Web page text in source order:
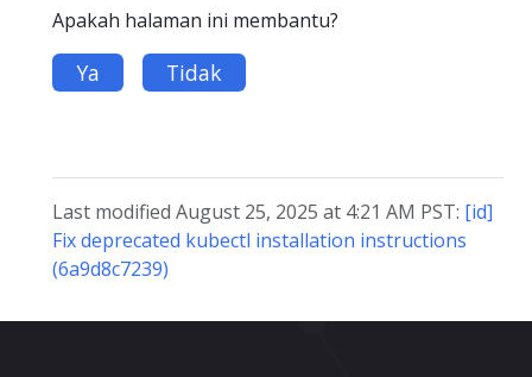
Apakah halaman ini membantu?
Ya Tidak
Last modified August 25, 2025 at 4:21 AM PST: [id]
Fix deprecated kubectl installation instructions
(6a9d8c7239)